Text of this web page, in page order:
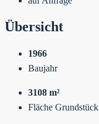
Übersicht
1966
Baujahr
3108 m²
Fläche Grundstück